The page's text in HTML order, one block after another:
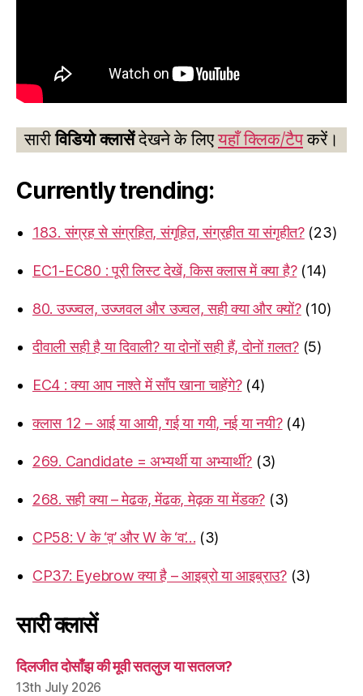
सारीविडियो क्लासेंदेखने के लिएयहाँ क्लिक/टैपकरें।
Currently trending:
183. संग्रह से संग्रहित, संगृहित, संग्रहीत या संगृहीत? (23)
EC1-EC80 : पूरी लिस्ट देखें, किस क्लास में क्या है? (14)
80. उज्ज्वल, उज्जवल और उज्वल, सही क्या और क्यों? (10)
दीवाली सही है या दिवाली? या दोनों सही हैं, दोनों ग़लत? (5)
EC4 : क्या आप नाश्ते में साँप खाना चाहेंगे? (4)
क्लास 12 – आई या आयी, गई या गयी, नई या नयी? (4)
269. Candidate = अभ्यर्थी या अभ्यार्थी? (3)
268. सही क्या – मेढक, मेंढक, मेढ़क या मेंडक? (3)
CP58: V के ‘व़’ और W के ‘व’… (3)
CP37: Eyebrow क्या है – आइब्रो या आइब्राउ? (3)
सारी क्लासें
दिलजीत दोसाँझ की मूवी सतलुज या सतलज?
13th July 2026